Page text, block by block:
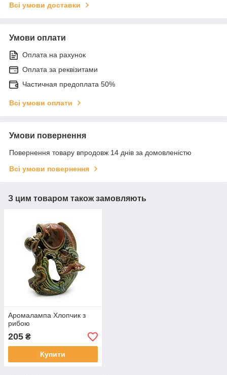
Всі умови доставки
Умови оплати
Оплата на рахунок
Оплата за реквізитами
Частичная предоплата 50%
Всі умови оплати
Умови повернення
Повернення товару впродовж 14 днів за домовленістю
Всі умови повернення
З цим товаром також замовляють
Аромалампа Хлопчик з
рибою
205 ₴
Купити